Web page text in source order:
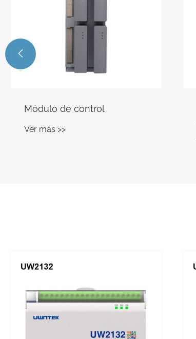
Módulo de control
Ver más >>
